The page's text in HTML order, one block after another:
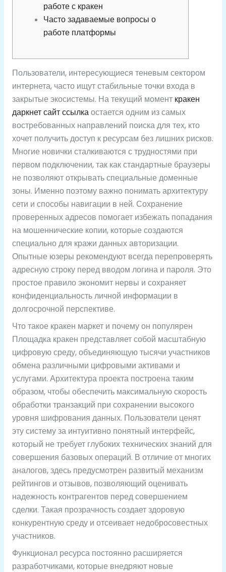
работе с кракен
Часто задаваемые вопросы о
работе платформы
Пользователи, интересующиеся теневым сектором
интернета, часто ищут стабильные точки входа в
закрытые экосистемы. На текущий момент кракен
даркнет сайт ссылкаостается одним из самых
востребованных направлений поиска для тех, кто
хочет получить доступ к ресурсам без лишних рисков.
Многие новички сталкиваются с трудностями при
первом подключении, так как стандартные браузеры
не позволяют открывать специальные доменные
зоны. Именно поэтому важно понимать архитектуру
сети и способы навигации в ней. Сохранение
проверенных адресов помогает избежать попадания
на мошеннические копии, которые создаются
специально для кражи данных авторизации.
Опытные юзеры рекомендуют всегда перепроверять
адресную строку перед вводом логина и пароля. Это
простое правило экономит нервы и сохраняет
конфиденциальность личной информации в
долгосрочной перспективе.
Что такое кракен маркет и почему он популярен
Площадка кракен представляет собой масштабную
цифровую среду, объединяющую тысячи участников
обмена различными цифровыми активами и
услугами. Архитектура проекта построена таким
образом, чтобы обеспечить максимальную скорость
обработки транзакций при сохранении высокого
уровня шифрования данных. Пользователи ценят
эту систему за интуитивно понятный интерфейс,
который не требует глубоких технических знаний для
совершения базовых операций. В отличие от многих
аналогов, здесь предусмотрен развитый механизм
рейтингов и отзывов, позволяющий оценивать
надежность контрагентов перед совершением
сделки. Такая прозрачность создает здоровую
конкурентную среду и отсеивает недобросовестных
участников.
Функционал ресурса постоянно расширяется
разработчиками, которые внедряют новые